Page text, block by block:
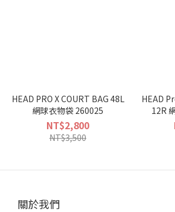
HEAD PRO X COURT BAG 48L
網球衣物袋 260025
NT$2,800
NT$3,500
HEAD
12R
關於我們